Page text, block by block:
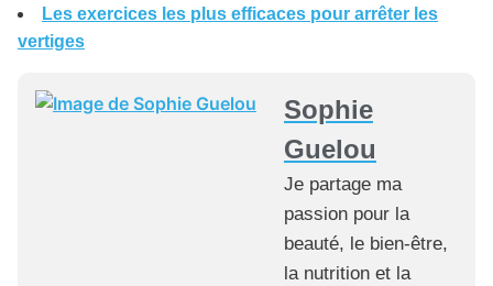
Les exercices les plus efficaces pour arrêter les
vertiges
Sophie
Guelou
Je partage ma
passion pour la
beauté, le bien-être,
la nutrition et la